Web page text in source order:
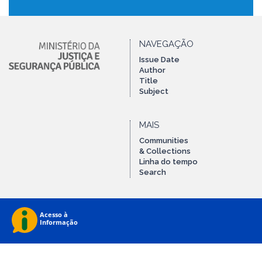
NAVEGAÇÃO
Issue Date
Author
Title
Subject
MAIS
Communities
& Collections
Linha do tempo
Search